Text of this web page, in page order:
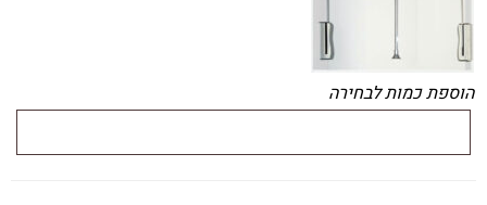
הוספת כמות לבחירה